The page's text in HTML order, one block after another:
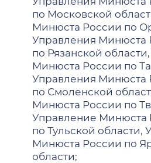
по Московской
Минюста России по
Управления Минюста
по Рязанской
Минюста России по
Управления Минюста
по Смоленской
Минюста России по
Управление Минюста
по Тульской области,
Минюста России по
области;